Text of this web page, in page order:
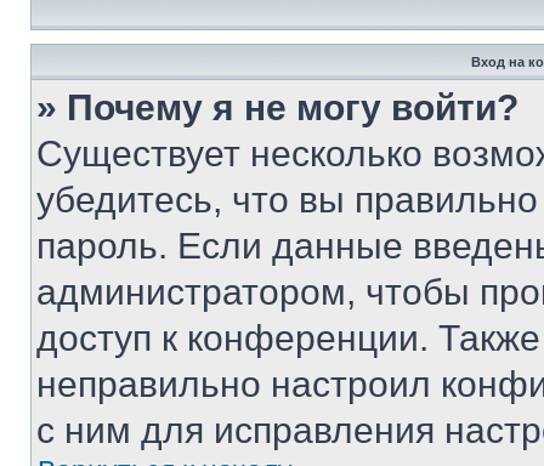
Вход на
» Почему я не могу войти?
Существует несколько
убедитесь, что вы
пароль. Если данные
администратором, чтобы
доступ к конференции.
неправильно настроил
с ним для исправления